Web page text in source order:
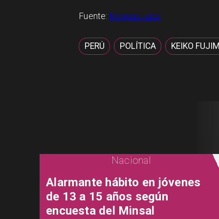
Fuente: Meganoticias
PERÚ POLÍTICA KEIKO
Nacional
Alarmante hábito en jóvenes
de 13 a 15 años según
encuesta del Minsal